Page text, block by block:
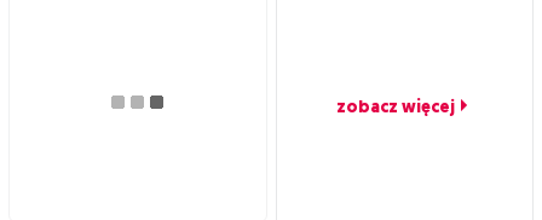
zobacz więcej